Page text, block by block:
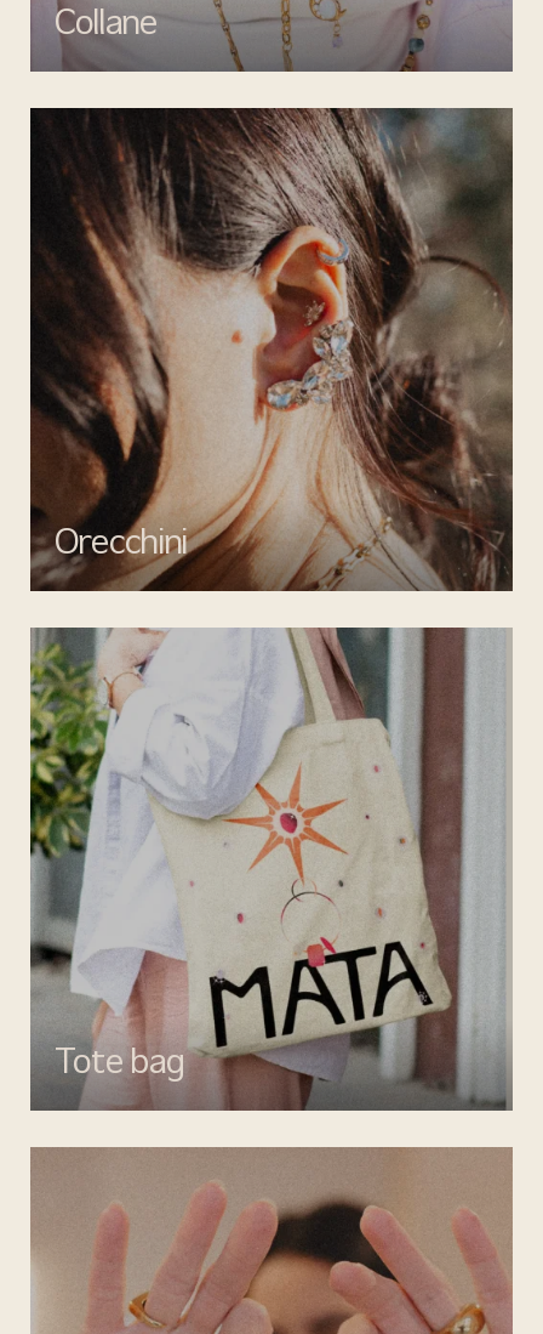
Collane
Esalta il tuo look con le collane di Mata gioielli, un perfetto mix di
Orecchini
Valorizza ogni outfit con gli orecchini di Mata gioielli: creazioni
Tote bag
Esalta il tuo look con gli accessori MATA, dettagli di stile per ogni